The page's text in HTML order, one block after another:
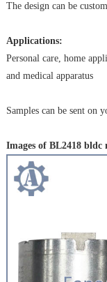
The design can be
Applications:
Personal care, home
and medical apparatus
Samples can be sent on
Images of BL2418 bldc